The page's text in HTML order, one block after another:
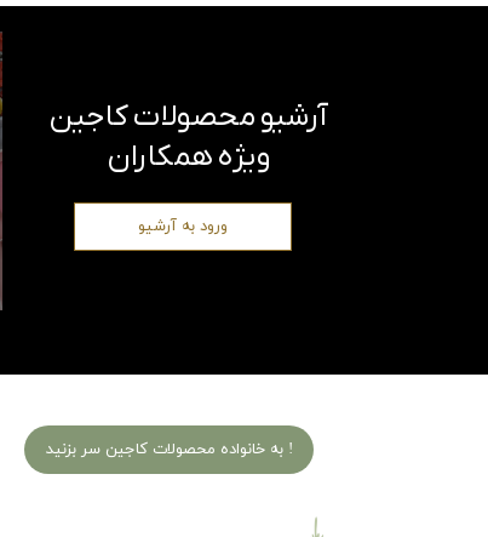
ویژه همکاران
ورود به آرشیو
به خانواده محصولات کاجین سر بزنید !